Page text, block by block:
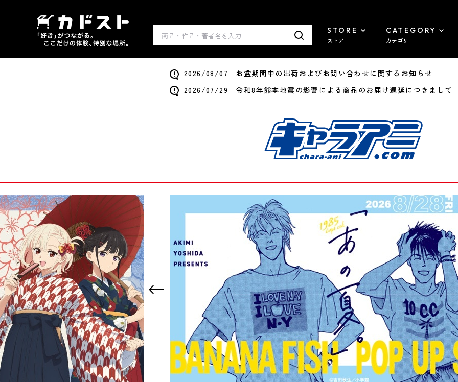
STORE
ストア
CATEGORY
カテゴリ
2026/08/07 お盆期間中の出荷およびお問い合わせに関するお知らせ
2026/07/29 令和8年熊本地震の影響による商品のお届け遅延につきまして